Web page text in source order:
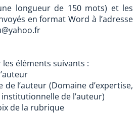
longueur de 150 mots) et les
en format Word à l’adresse
éléments suivants :
l’auteur (Domaine d’expertise,
de l’auteur)
de la rubrique